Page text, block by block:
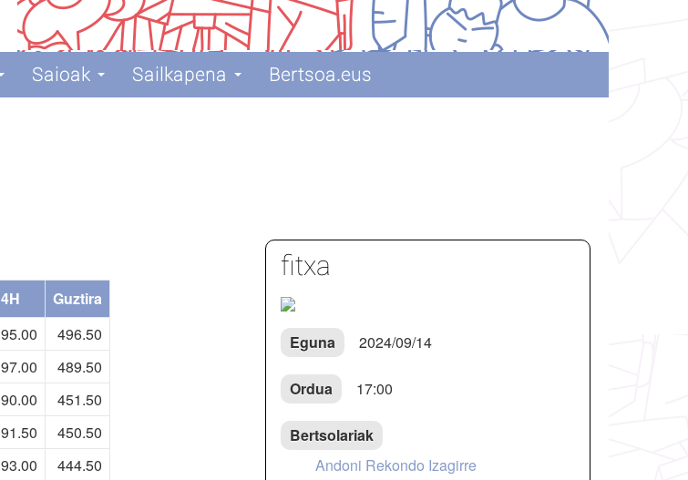
Saioak Sailkapena Bertsoa.eus
4H
Guztira
95.00
496.50
97.00
489.50
90.00
451.50
91.50
450.50
93.00
444.50
fitxa
Eguna 2024/09/14
Ordua 17:00
Bertsolariak
Andoni Rekondo Izagirre